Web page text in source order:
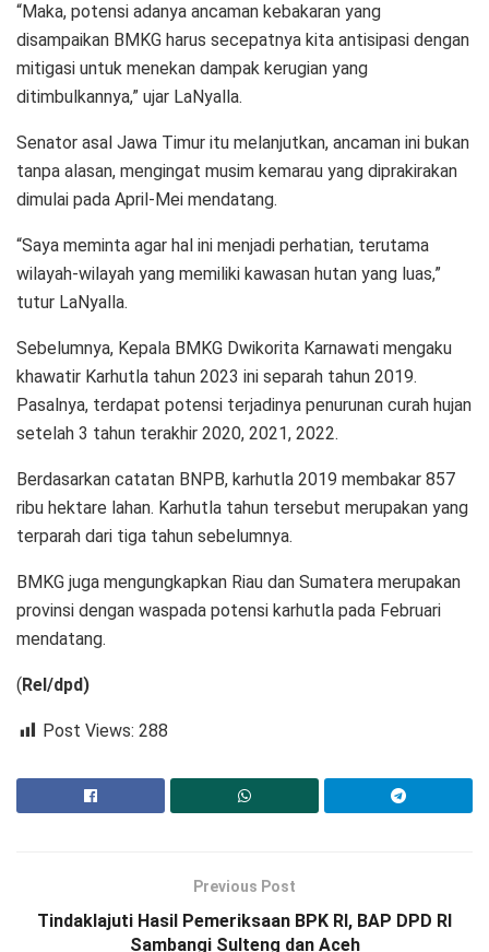
“Maka, potensi adanya ancaman kebakaran yang
disampaikan BMKG harus secepatnya kita antisipasi dengan
mitigasi untuk menekan dampak kerugian yang
ditimbulkannya,” ujar LaNyalla.
Senator asal Jawa Timur itu melanjutkan, ancaman ini bukan
tanpa alasan, mengingat musim kemarau yang diprakirakan
dimulai pada April-Mei mendatang.
“Saya meminta agar hal ini menjadi perhatian, terutama
wilayah-wilayah yang memiliki kawasan hutan yang luas,”
tutur LaNyalla.
Sebelumnya, Kepala BMKG Dwikorita Karnawati mengaku
khawatir Karhutla tahun 2023 ini separah tahun 2019.
Pasalnya, terdapat potensi terjadinya penurunan curah hujan
setelah 3 tahun terakhir 2020, 2021, 2022.
Berdasarkan catatan BNPB, karhutla 2019 membakar 857
ribu hektare lahan. Karhutla tahun tersebut merupakan yang
terparah dari tiga tahun sebelumnya.
BMKG juga mengungkapkan Riau dan Sumatera merupakan
provinsi dengan waspada potensi karhutla pada Februari
mendatang.
( Rel/dpd)
Post Views: 288
Previous Post
Tindaklajuti Hasil Pemeriksaan BPK RI, BAP DPD RI
Sambangi Sulteng dan Aceh